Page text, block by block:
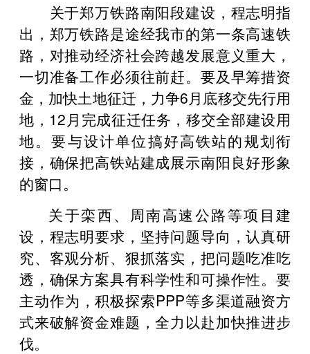
关于郑万铁路南阳段建设，程志明指
出，郑万铁路是途经我市的第一条高速铁
路，对推动经济社会跨越发展意义重大，
一切准备工作必须往前赶。要及早筹措资
金，加快土地征迁，力争6月底移交先行用
地，12月完成征迁任务，移交全部建设用
地。要与设计单位搞好高铁站的规划衔
接，确保把高铁站建成展示南阳良好形象
的窗口。
关于栾西、周南高速公路等项目建
设，程志明要求，坚持问题导向，认真研
究、客观分析、狠抓落实，把问题吃准吃
透，确保方案具有科学性和可操作性。要
主动作为，积极探索PPP等多渠道融资方
式来破解资金难题，全力以赴加快推进步
伐。